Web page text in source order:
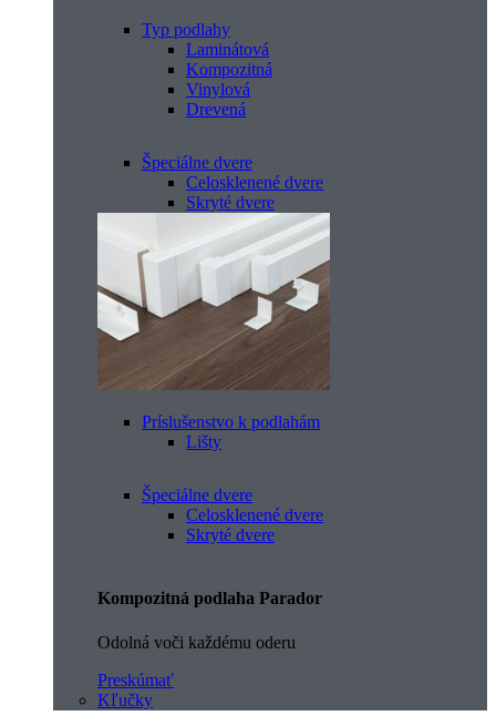
Typ podlahy
Laminátová
Kompozitná
Vinylová
Drevená
Špeciálne dvere
Celosklenené dvere
Skryté dvere
Príslušenstvo k podlahám
Lišty
Špeciálne dvere
Celosklenené dvere
Skryté dvere
Kompozitná podlaha Parador
Odolná voči každému oderu
Preskúmať
Kľučky